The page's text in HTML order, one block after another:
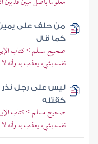
من حلف على يمين
كما قال
صحيح مسلم > كتاب
نفسه بشيء يعذب به وأنه
ليس على رجل نذر
كقتله
صحيح مسلم > كتاب
نفسه بشيء يعذب به وأنه